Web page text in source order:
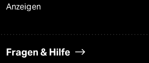
Anzeigen
Fragen & Hilfe